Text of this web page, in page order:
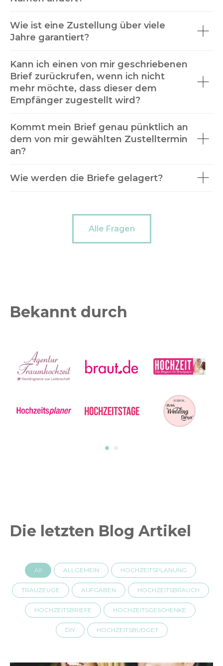
Wie ist eine Zustellung über viele
Jahre garantiert?
Kann ich einen von mir geschriebenen
Brief zurückrufen, wenn ich nicht
mehr möchte, dass dieser dem
Empfänger zugestellt wird?
Kommt mein Brief genau pünktlich an
dem von mir gewählten Zustelltermin
an?
Wie werden die Briefe gelagert?
Alle Fragen
Bekannt durch
Die letzten Blog Artikel
All ALLGEMEIN HOCHZEITSPLANUNG
TRAUZEUGE AUFGABEN HOCHZEITSBRAUCH
HOCHZEITSBRIEFE HOCHZEITSGESCHENKE
DIY HOCHZEITSBUDGET